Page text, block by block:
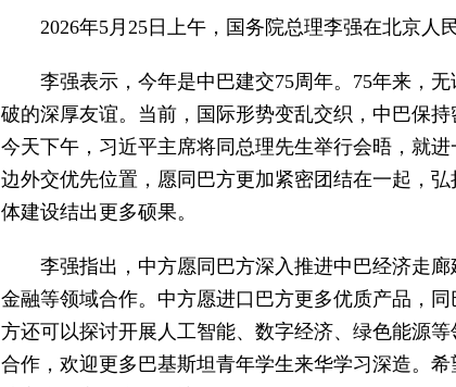
2026年5月25日上午，国务院总理李强在北京人
李强表示，今年是中巴建交75周年。75年来，
破的深厚友谊。当前，国际形势变乱交织，中巴保
今天下午，习近平主席将同总理先生举行会晤，就
边外交优先位置，愿同巴方更加紧密团结在一起，
体建设结出更多硕果。
李强指出，中方愿同巴方深入推进中巴经济走
金融等领域合作。中方愿进口巴方更多优质产品，
方还可以探讨开展人工智能、数字经济、绿色能源
合作，欢迎更多巴基斯坦青年学生来华学习深造。